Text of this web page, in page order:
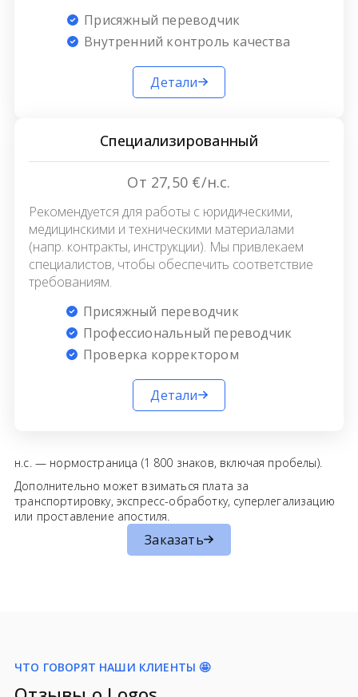
Присяжный переводчик
Внутренний контроль качества
Детали
Специализированный
От 27,50 €/н.с.
Рекомендуется для работы с юридическими,
медицинскими и техническими материалами
(напр. контракты, инструкции). Мы привлекаем
специалистов, чтобы обеспечить соответствие
требованиям.
Присяжный переводчик
Профессиональный переводчик
Проверка корректором
Детали
н.с. — нормостраница (1 800 знаков, включая пробелы).
Дополнительно может взиматься плата за
транспортировку, экспресс-обработку, суперлегализацию
или проставление апостиля.
Заказать
ЧТО ГОВОРЯТ НАШИ КЛИЕНТЫ 🤩